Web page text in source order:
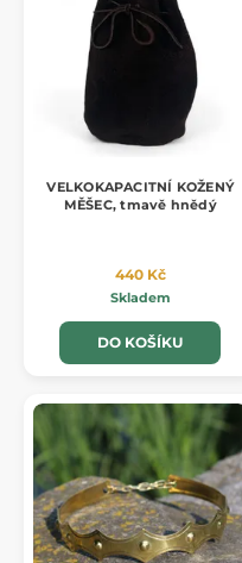
VELKOKAPACITNÍ KOŽENÝ
MĚŠEC, tmavě hnědý
440 Kč
Skladem
DO KOŠÍKU